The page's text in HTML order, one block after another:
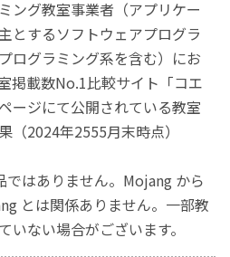
ング教室事業者（アプリケー
とするソフトウェアプログラ
ログラミング系を含む）にお
掲載数No.1比較サイト「コエ
ージにて公開されている教室
（2024年2555月末時点）
ではありません。Mojang から
とは関係ありません。一部教
いない場合がございます。